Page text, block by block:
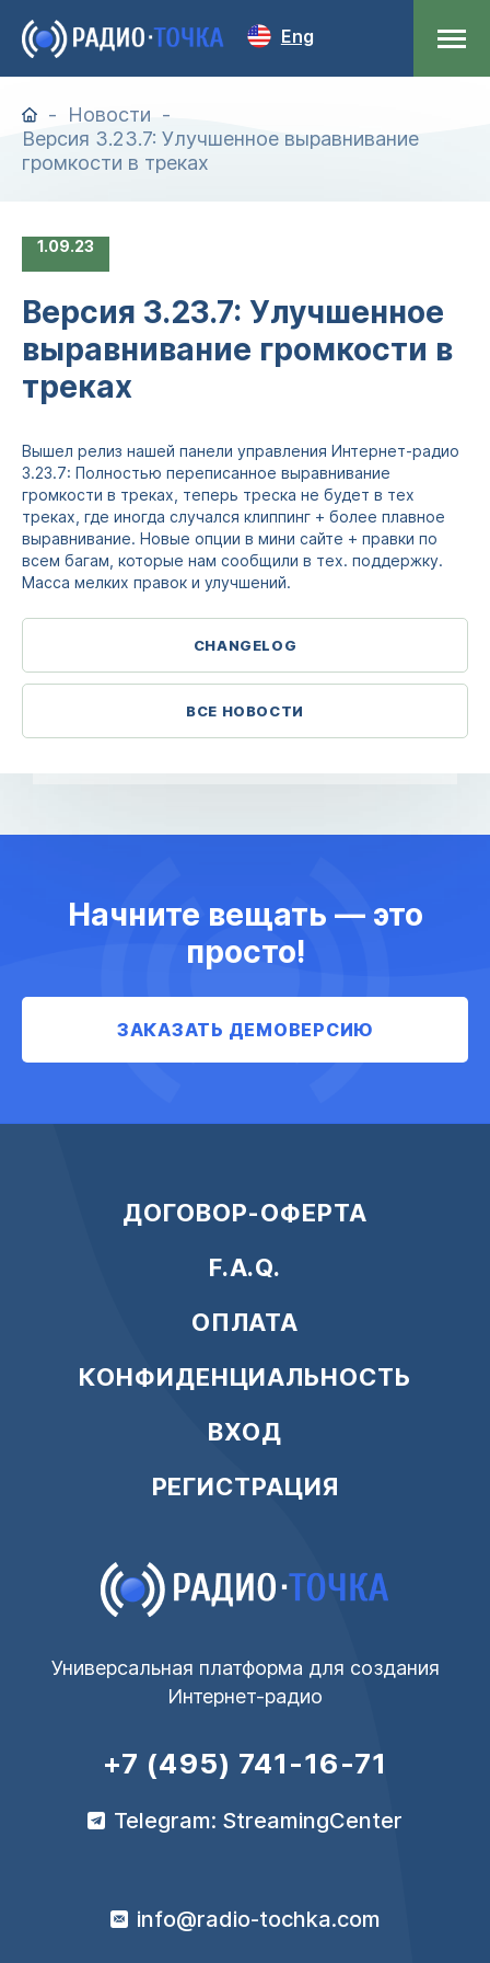
Eng
Новости
Версия 3.23.7: Улучшенное выравнивание
громкости в треках
1 09.23
Версия 3.23.7: Улучшенное
выравнивание громкости в
треках
Вышел релиз нашей панели управления Интернет-радио
3.23.7: Полностью переписанное выравнивание
громкости в треках, теперь треска не будет в тех
треках, где иногда случался клиппинг + более плавное
выравнивание. Новые опции в мини сайте + правки по
всем багам, которые нам сообщили в тех. поддержку.
Масса мелких правок и улучшений.
CHANGELOG
ВСЕ НОВОСТИ
Начните вещать — это
просто!
ЗАКАЗАТЬ ДЕМОВЕРСИЮ
ДОГОВОР-ОФЕРТА
F.A.Q.
ОПЛАТА
КОНФИДЕНЦИАЛЬНОСТЬ
ВХОД
РЕГИСТРАЦИЯ
Универсальная платформа для создания
Интернет-радио
+7 (495) 741-16-71
Telegram: StreamingCenter
info@radio-tochka.com